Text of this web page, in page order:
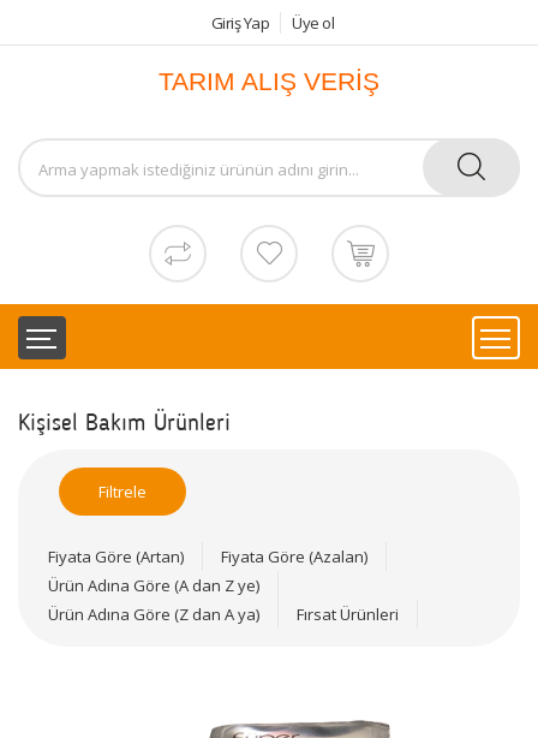
Giriş Yap Üye ol
TARIM ALIŞ VERİŞ
Kişisel Bakım Ürünleri
Filtrele
Fiyata Göre (Artan)
Fiyata Göre (Azalan)
Ürün Adına Göre (A dan Z ye)
Ürün Adına Göre (Z dan A ya)
Fırsat Ürünleri